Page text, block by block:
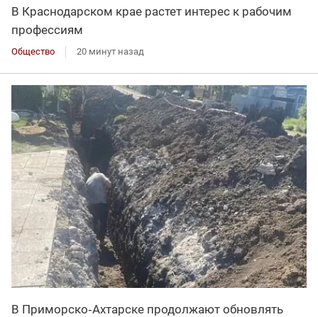
В Краснодарском крае растет интерес к рабочим
профессиям
Общество 20 минут назад
В Приморско‑Ахтарске продолжают обновлять